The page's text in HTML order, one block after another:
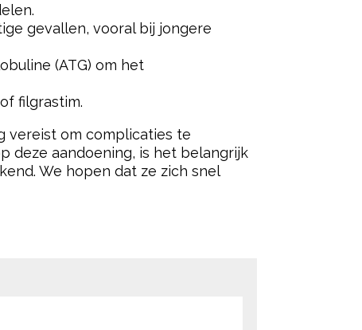
gevallen, vooral bij jongere
(ATG) om het
filgrastim.
vereist om complicaties te
deze aandoening, is het belangrijk
We hopen dat ze zich snel